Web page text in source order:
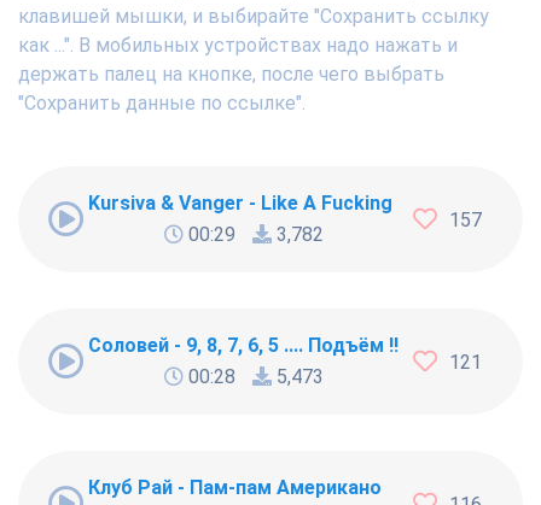
клавишей мышки, и выбирайте "Сохранить ссылку
как ...". В мобильных устройствах надо нажать и
держать палец на кнопке, после чего выбрать
"Сохранить данные по ссылке".
Kursiva & Vanger - Like A Fucking Newbie
00:29
3,782
157
Соловей - 9, 8, 7, 6, 5 .... Подъём !!!
00:28
5,473
121
Клуб Рай - Пам-пам Американо